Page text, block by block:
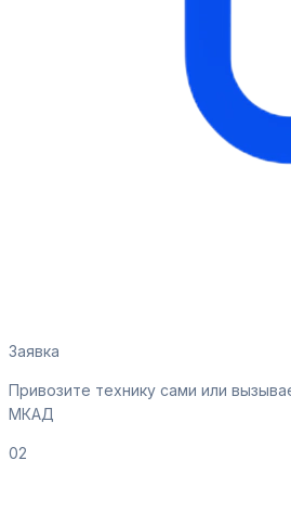
Заявка
Привозите технику сами или
МКАД
02